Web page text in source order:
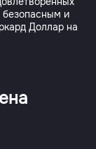
безопасным и
Доллар на